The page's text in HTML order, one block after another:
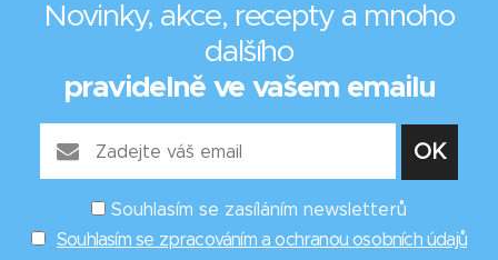
Novinky, akce, recepty a mnoho
dalšího
pravidelně ve vašem emailu
Souhlasím se zasíláním newsletterů
Souhlasím se zpracováním a ochranou osobních údajů